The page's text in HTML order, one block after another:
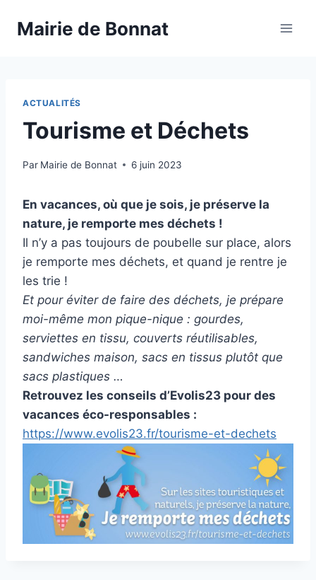
Mairie de Bonnat
ACTUALITÉS
Tourisme et Déchets
Par Mairie de Bonnat 6 juin 2023
En vacances, où que je sois, je préserve la
nature, je remporte mes déchets !
Il n’y a pas toujours de poubelle sur place, alors
je remporte mes déchets, et quand je rentre je
les trie !
Et pour éviter de faire des déchets, je prépare
moi-même mon pique-nique : gourdes,
serviettes en tissu, couverts réutilisables,
sandwiches maison, sacs en tissus plutôt que
sacs plastiques …
Retrouvez les conseils d’Evolis23 pour des
vacances éco-responsables :
https://www.evolis23.fr/tourisme-et-dechets